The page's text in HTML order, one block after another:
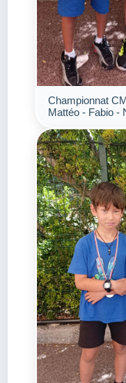
Championnat
Mattéo - Fabio -